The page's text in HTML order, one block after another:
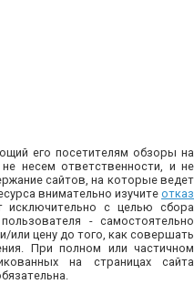
его посетителям обзоры на
несем ответственности, и не
сайтов, на которые ведет
внимательно изучите отказ
исключительно с целью сбора
- самостоятельно
или цену до того, как совершать
При полном или частичном
на страницах сайта